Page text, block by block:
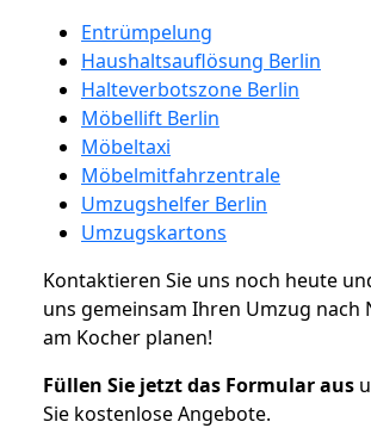
Entrümpelung
Haushaltsauflösung Berlin
Halteverbotszone Berlin
Möbellift Berlin
Möbeltaxi
Möbelmitfahrzentrale
Umzugshelfer Berlin
Umzugskartons
Kontaktieren Sie uns noch heute
uns gemeinsam Ihren Umzug nach
am Kocher planen!
Füllen Sie jetzt das Formular aus
Sie kostenlose Angebote.